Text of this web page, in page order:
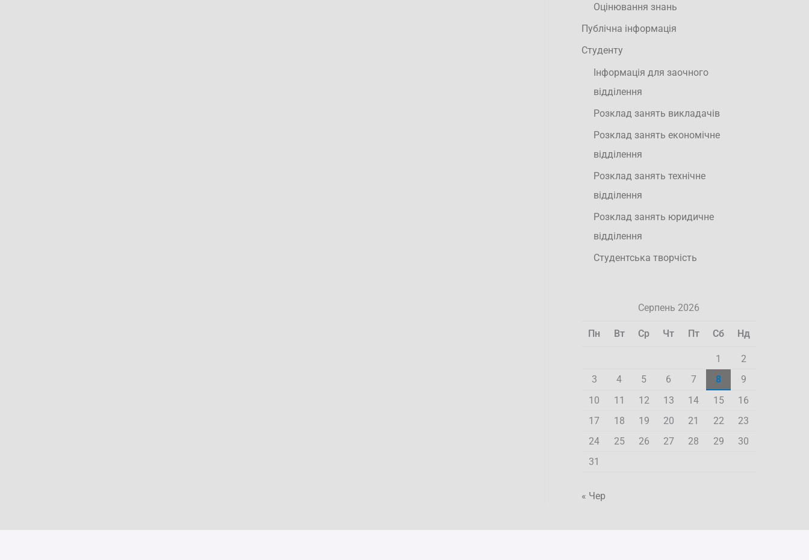
Оцінювання знань
Публічна інформація
Студенту
Інформація для заочного
відділення
Розклад занять викладачів
Розклад занять економічне
відділення
Розклад занять технічне
відділення
Розклад занять юридичне
відділення
Студентська творчість
Серпень 2026
Пн Вт Ср Чт Пт Сб Нд
1
2
3
4 5 6 7 8
9
10
11 12 13 14 15
16
17
18 19 20 21 22
23
24
25 26 27 28 29
30
31
« Чер